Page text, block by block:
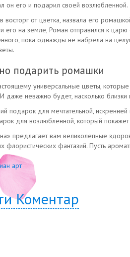
он его и подарил своей возлюбленной.
от цветка, назвала его
его на земле, Роман отправился к
пока однажды не набрела на
подарить ромашки
универсальные цветы,
даже неважно будет, насколько
подарок для мечтательной, искренней
для возлюбленной, который
предлагает вам великолепные
флористических фантазий. Пусть
арт
Коментар